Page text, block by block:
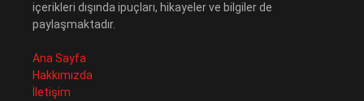
içerikleri dışında ipuçları, hikayeler ve bilgiler de
paylaşmaktadır.
Ana Sayfa
Hakkımızda
İletişim